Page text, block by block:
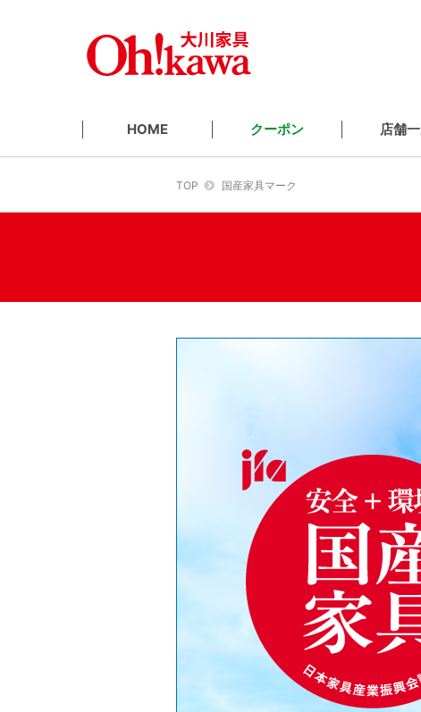
HOME クーポン 店舗
TOP 国産家具マーク